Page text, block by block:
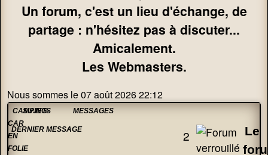
Un forum, c'est un lieu d'échange, de
partage : n'hésitez pas à discuter...
Amicalement.
Les Webmasters.
Nous sommes le 07 août 2026 22:12
CAMPING-
CAR
EN
FOLIE
SUJETS MESSAGES
DERNIER MESSAGE
Le
2Sujets